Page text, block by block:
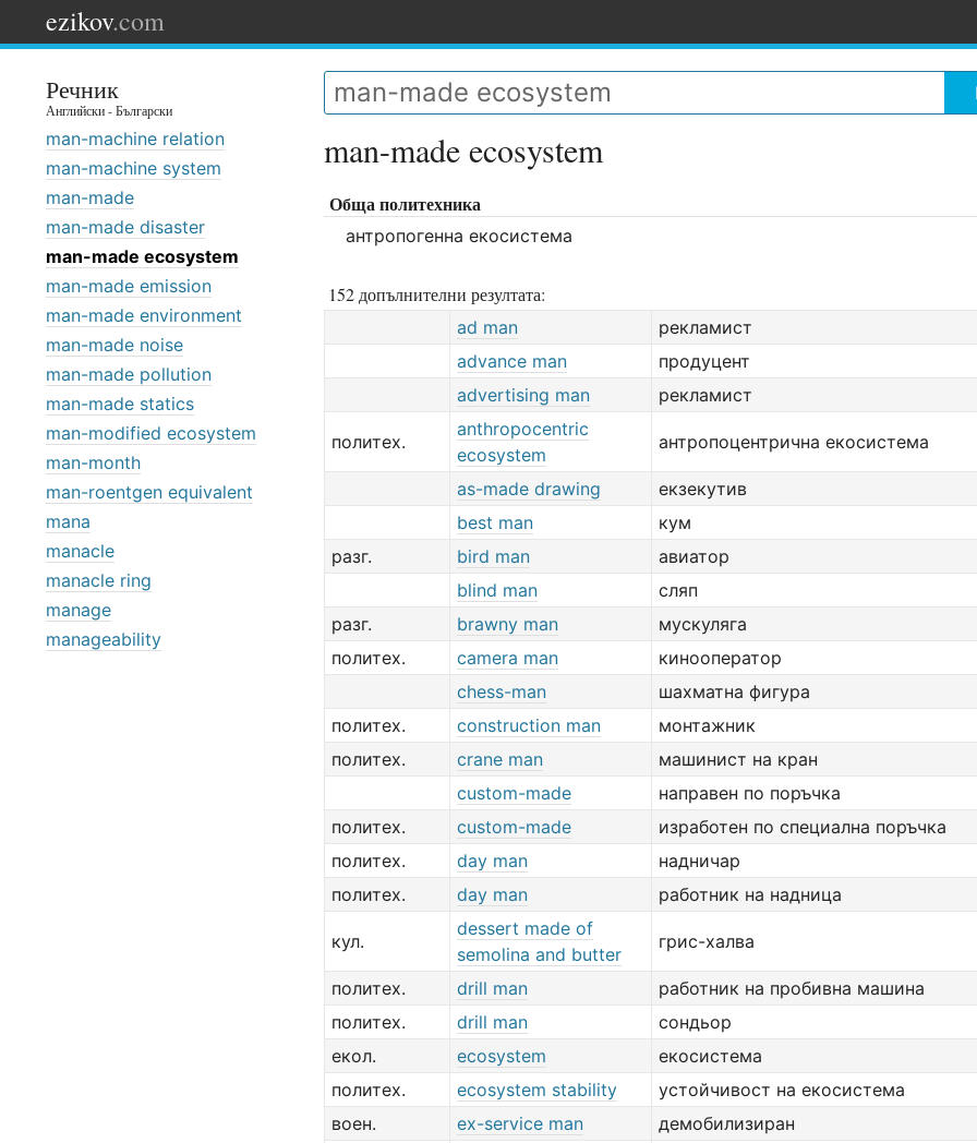
ezikov.com
Речник
Английски - Български
man-machine relation
man-machine system
man-made
man-made disaster
man-made ecosystem
man-made emission
man-made environment
man-made noise
man-made pollution
man-made statics
man-modified ecosystem
man-month
man-roentgen equivalent
mana
manacle
manacle ring
manage
manageability
man-made ecosystem
Обща политехника
антропогенна екосистема
152 допълнителни резултата:
ad man
рекламист
advance man
продуцент
advertising man
рекламист
политех.
anthropocentric
ecosystem
антропоцентрична екосистема
as-made drawing
екзекутив
best man
кум
разг.
bird man
авиатор
blind man
сляп
разг.
brawny man
мускуляга
политех.
camera man
кинооператор
chess-man
шахматна фигура
политех.
construction man
монтажник
политех.
crane man
машинист на кран
custom-made
направен по поръчка
политех.
custom-made
изработен по специална поръчка
политех.
day man
надничар
политех.
day man работник на надница
кул.
dessert made of
semolina and butter
грис-халва
политех. drill man
работник на пробивна машина
политех.
drill man
сондьор
екол.
ecosystem
екосистема
политех.
ecosystem stability
устойчивост на екосистема
воен.
ex-service man
демобилизиран